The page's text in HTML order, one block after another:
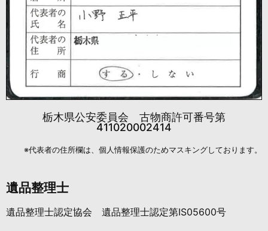
栃木県公安委員会 古物商許可番号第
411020002414
※代表者の住所欄は、個人情報保護のためマスキングしております。
遺品整理士
遺品整理士認定協会 遺品整理士認定第IS05600号